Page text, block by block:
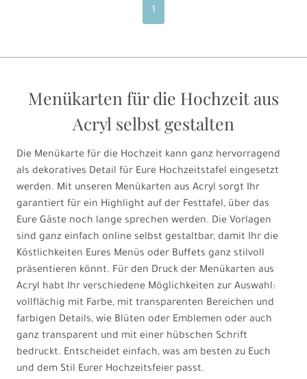
1
Menükarten für die Hochzeit aus
Acryl selbst gestalten
Die Menükarte für die Hochzeit kann ganz hervorragend
als dekoratives Detail für Eure Hochzeitstafel eingesetzt
werden. Mit unseren Menükarten aus Acryl sorgt Ihr
garantiert für ein Highlight auf der Festtafel, über das
Eure Gäste noch lange sprechen werden. Die Vorlagen
sind ganz einfach online selbst gestaltbar, damit Ihr die
Köstlichkeiten Eures Menüs oder Buffets ganz stilvoll
präsentieren könnt. Für den Druck der Menükarten aus
Acryl habt Ihr verschiedene Möglichkeiten zur Auswahl:
vollflächig mit Farbe, mit transparenten Bereichen und
farbigen Details, wie Blüten oder Emblemen oder auch
ganz transparent und mit einer hübschen Schrift
bedruckt. Entscheidet einfach, was am besten zu Euch
und dem Stil Eurer Hochzeitsfeier passt.